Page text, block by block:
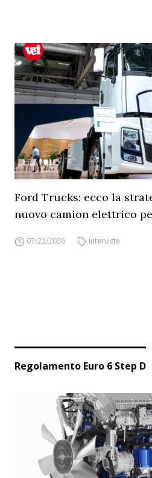
Ford Trucks: ecco la
nuovo camion elettrico
07/22/2026 Interviste
Regolamento Euro 6 Step D